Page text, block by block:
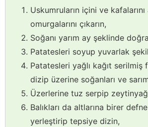
Uskumruların içini ve kafalarını
omurgalarını çıkarın,
Soğanı yarım ay şeklinde
Patatesleri soyup yuvarlak
Patatesleri yağlı kağıt serilmiş
dizip üzerine soğanları ve
Üzerlerine tuz serpip
Balıkları da altlarına birer
yerleştirip tepsiye dizin,